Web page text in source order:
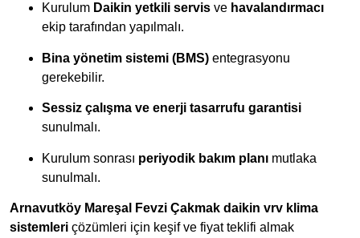
Kurulum Daikin yetkili servis ve havalandırmacı
ekip tarafından yapılmalı.
Bina yönetim sistemi (BMS) entegrasyonu
gerekebilir.
Sessiz çalışma ve enerji tasarrufu garantisi
sunulmalı.
Kurulum sonrası periyodik bakım planı mutlaka
sunulmalı.
Arnavutköy Mareşal Fevzi Çakmak daikin vrv klima
sistemleri çözümleri için keşif ve fiyat teklifi almak